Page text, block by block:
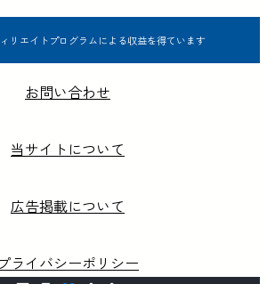
リエイトプログラムによる収益を得ています
お問い合わせ
当サイトについて
広告掲載について
プライバシーポリシー